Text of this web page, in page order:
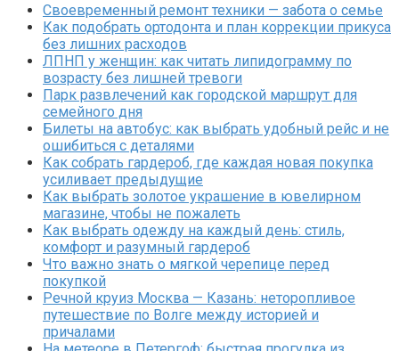
Своевременный ремонт техники — забота о семье
Как подобрать ортодонта и план коррекции прикуса
без лишних расходов
ЛПНП у женщин: как читать липидограмму по
возрасту без лишней тревоги
Парк развлечений как городской маршрут для
семейного дня
Билеты на автобус: как выбрать удобный рейс и не
ошибиться с деталями
Как собрать гардероб, где каждая новая покупка
усиливает предыдущие
Как выбрать золотое украшение в ювелирном
магазине, чтобы не пожалеть
Как выбрать одежду на каждый день: стиль,
комфорт и разумный гардероб
Что важно знать о мягкой черепице перед
покупкой
Речной круиз Москва — Казань: неторопливое
путешествие по Волге между историей и
причалами